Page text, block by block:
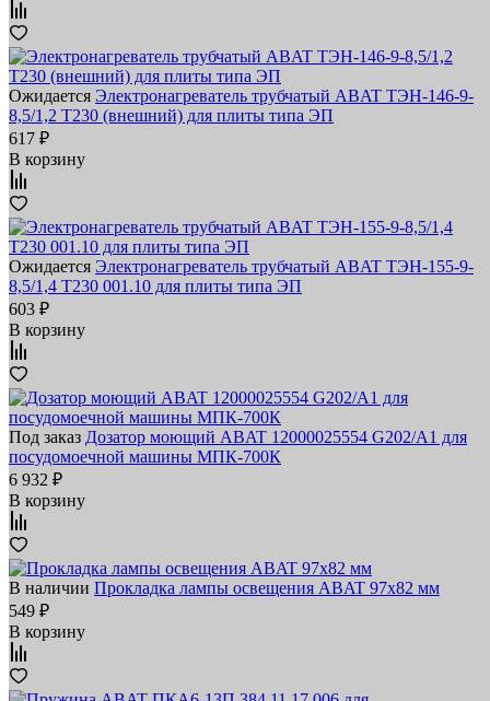
Ожидается Электронагреватель трубчатый ABAT ТЭН-146-9-
8,5/1,2 Т230 (внешний) для плиты типа ЭП
617 ₽
В корзину
Ожидается Электронагреватель трубчатый ABAT ТЭН-155-9-
8,5/1,4 Т230 001.10 для плиты типа ЭП
603 ₽
В корзину
Под заказ Дозатор моющий ABAT 12000025554 G202/A1 для
посудомоечной машины МПК-700К
6 932 ₽
В корзину
В наличии Прокладка лампы освещения ABAT 97х82 мм
549 ₽
В корзину